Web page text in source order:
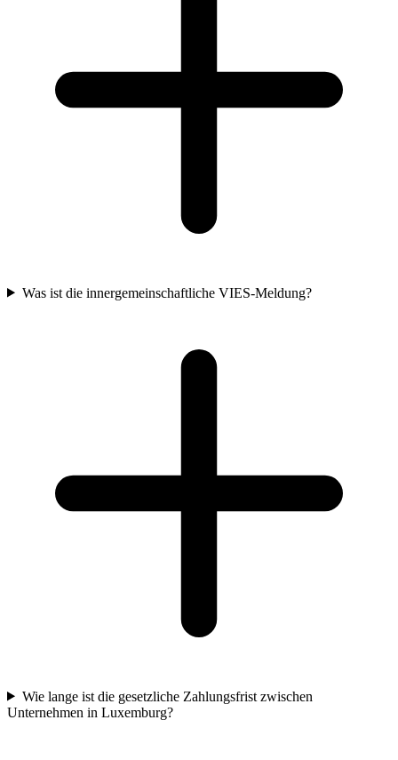
Was ist die innergemeinschaftliche VIES-Meldung?
Wie lange ist die gesetzliche Zahlungsfrist zwischen
Unternehmen in Luxemburg?